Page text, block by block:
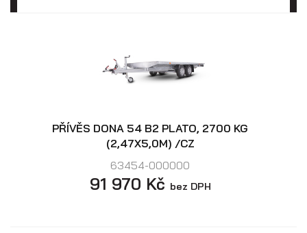
PŘÍVĚS DONA 54 B2 PLATO, 2700 KG
(2,47X5,0M) /CZ
63454-000000
91 970 Kč bez DPH